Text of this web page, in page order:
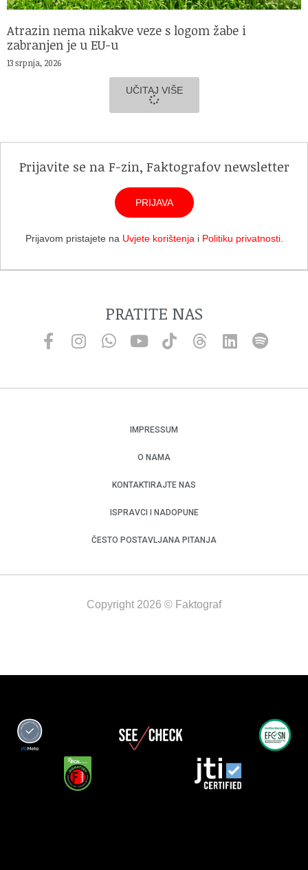
Atrazin nema nikakve veze s logom žabe i
zabranjen je u EU-u
13 srpnja, 2026
UČITAJ VIŠE
Prijavite se na F-zin, Faktografov newsletter
PRIJAVA
Prijavom pristajete na Uvjete korištenja i Politiku privatnosti.
PRATITE NAS
IMPRESSUM
O NAMA
KONTAKTIRAJTE NAS
ISPRAVCI I NADOPUNE
ČESTO POSTAVLJANA PITANJA
Copyright 2026 © Faktograf